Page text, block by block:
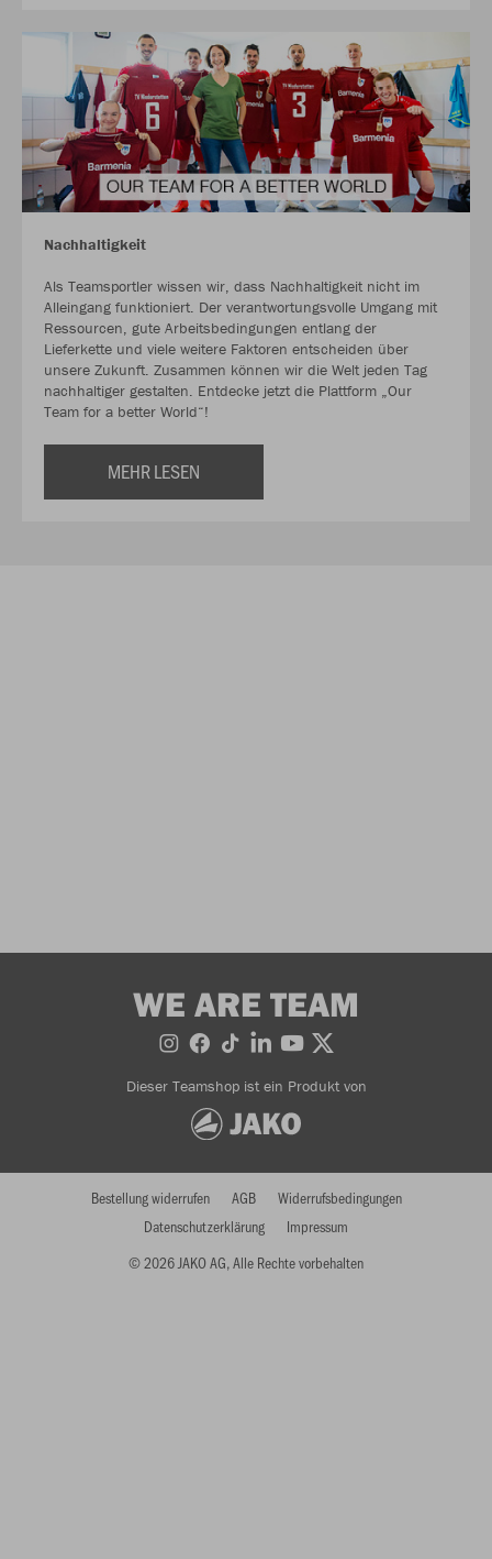
Nachhaltigkeit
Als Teamsportler wissen wir, dass Nachhaltigkeit nicht im
Alleingang funktioniert. Der verantwortungsvolle Umgang mit
Ressourcen, gute Arbeitsbedingungen entlang der
Lieferkette und viele weitere Faktoren entscheiden über
unsere Zukunft. Zusammen können wir die Welt jeden Tag
nachhaltiger gestalten. Entdecke jetzt die Plattform „Our
Team for a better World“!
MEHR LESEN
WE ARE TEAM
Dieser Teamshop ist ein Produkt von
© 2026 JAKO AG, Alle Rechte vorbehalten
Bestellung widerrufen AGB
Widerrufsbedingungen
Datenschutzerklärung
Impressum